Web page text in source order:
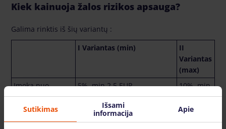
Kiek kainuoja žalos rizikos apsauga?
Galima rinktis iš šių variantų :
I Variantas (min)
II
Variantas
(max)
Įmoka nuo
bazinės kainos/
dieną
5%, min 2,5 EUR
10%, min
2,5 EUR
Išskaita
10% nuo žalos sumos bet ne 300 EUR*
Sutikimas
Išsami
informacija
Apie